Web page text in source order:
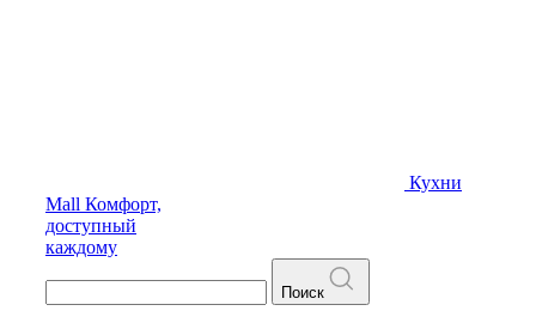
Кухни
Mall Комфорт,
доступный
каждому
Поиск